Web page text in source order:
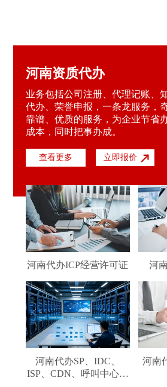
河南资质代办
业务包括公司注册、代理记账、
代办、荣誉申报，一条龙服务，
靠谱、优质的服务，为企业节省
成本，同时把事办成。
查看更多 立即报价
河南代办ICP经营许可证 河
河南代办SP、IDC、
ISP、CDN、呼叫中心、
河南